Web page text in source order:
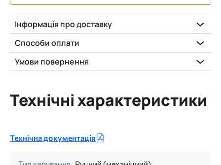
Інформація про доставку
Способи оплати
Умови повернення
Технічні характеристики
Технічна документація